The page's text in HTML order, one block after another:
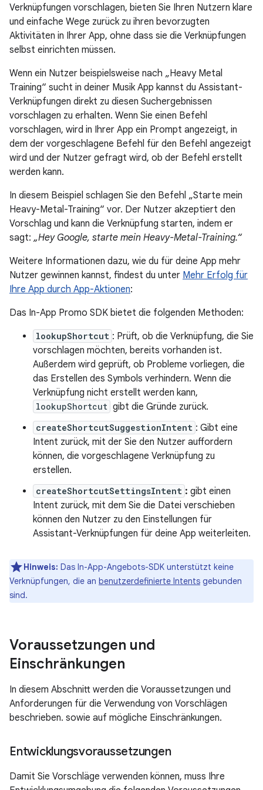
Verknüpfungen vorschlagen, bieten Sie Ihren Nutzern klare
und einfache Wege zurück zu ihren bevorzugten
Aktivitäten in Ihrer App, ohne dass sie die Verknüpfungen
selbst einrichten müssen.
Wenn ein Nutzer beispielsweise nach „Heavy Metal
Training“ sucht in deiner Musik App kannst du Assistant-
Verknüpfungen direkt zu diesen Suchergebnissen
vorschlagen zu erhalten. Wenn Sie einen Befehl
vorschlagen, wird in Ihrer App ein Prompt angezeigt, in
dem der vorgeschlagene Befehl für den Befehl angezeigt
wird und der Nutzer gefragt wird, ob der Befehl erstellt
werden kann.
In diesem Beispiel schlagen Sie den Befehl „Starte mein
Heavy-Metal-Training“ vor. Der Nutzer akzeptiert den
Vorschlag und kann die Verknüpfung starten, indem er
sagt: „Hey Google, starte mein Heavy-Metal-Training.“
Weitere Informationen dazu, wie du für deine App mehr
Nutzer gewinnen kannst, findest du unter Mehr Erfolg für
Ihre App durch App-Aktionen:
Das In-App Promo SDK bietet die folgenden Methoden:
lookupShortcut : Prüft, ob die Verknüpfung, die Sie
vorschlagen möchten, bereits vorhanden ist.
Außerdem wird geprüft, ob Probleme vorliegen, die
das Erstellen des Symbols verhindern. Wenn die
Verknüpfung nicht erstellt werden kann,
lookupShortcut gibt die Gründe zurück.
createShortcutSuggestionIntent : Gibt eine
Intent zurück, mit der Sie den Nutzer auffordern
können, die vorgeschlagene Verknüpfung zu
erstellen.
createShortcutSettingsIntent : gibt einen
Intent zurück, mit dem Sie die Datei verschieben
können den Nutzer zu den Einstellungen für
Assistant-Verknüpfungen für deine App weiterleiten.
Hinweis: Das In-App-Angebots-SDK unterstützt keine
Verknüpfungen, die an benutzerdefinierte Intents gebunden
sind.
Voraussetzungen und
Einschränkungen
In diesem Abschnitt werden die Voraussetzungen und
Anforderungen für die Verwendung von Vorschlägen
beschrieben. sowie auf mögliche Einschränkungen.
Entwicklungsvoraussetzungen
Damit Sie Vorschläge verwenden können, muss Ihre